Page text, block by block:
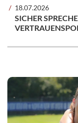
18.07.2026
SICHER